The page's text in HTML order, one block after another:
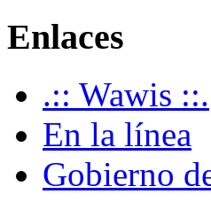
Enlaces
.:: Wawis ::.
En la línea
Gobierno